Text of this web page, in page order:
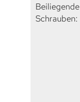
Beiliegende
Schrauben: